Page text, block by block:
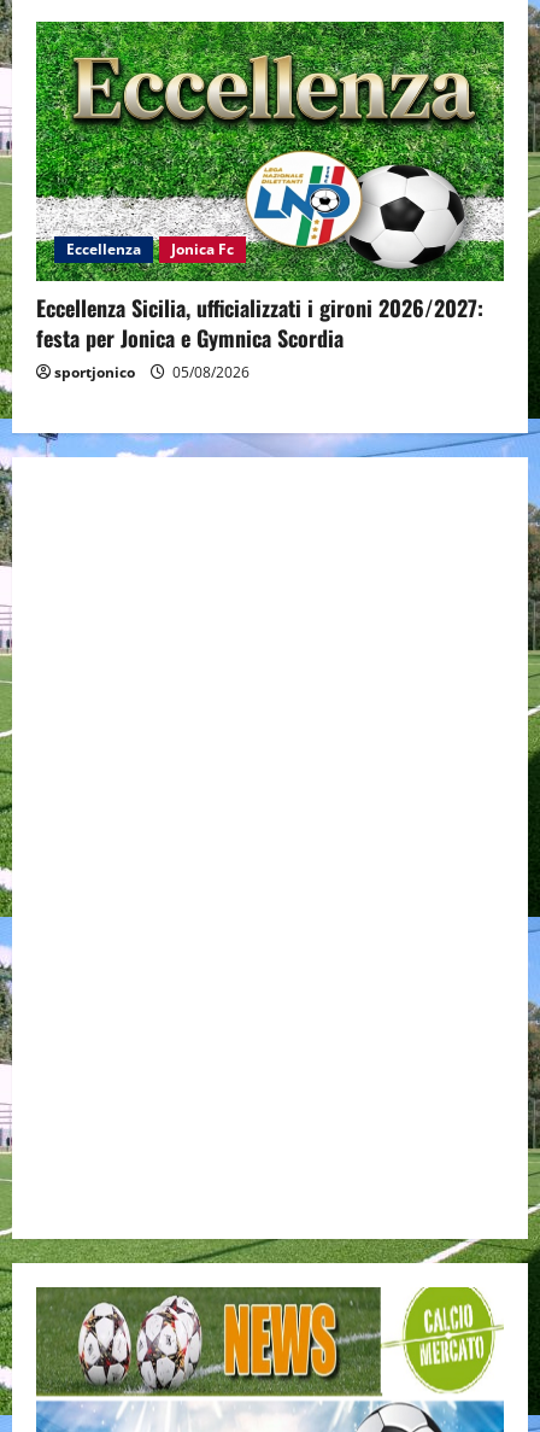
Eccellenza Jonica Fc
Eccellenza Sicilia, ufficializzati i gironi 2026/2027:
festa per Jonica e Gymnica Scordia
sportjonico 05/08/2026